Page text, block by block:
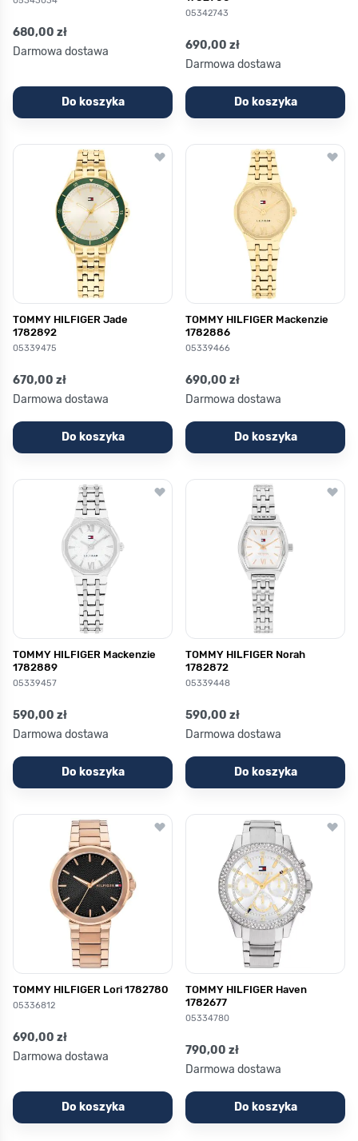
680,00 zł
Darmowa dostawa
Do koszyka
05342743
690,00 zł
Darmowa dostawa
Do koszyka
TOMMY HILFIGER Jade
1782892
05339475
670,00 zł
Darmowa dostawa
Do koszyka
TOMMY HILFIGER Mackenzie
1782886
05339466
690,00 zł
Darmowa dostawa
Do koszyka
TOMMY HILFIGER Mackenzie
1782889
05339457
590,00 zł
Darmowa dostawa
Do koszyka
TOMMY HILFIGER Norah
1782872
05339448
590,00 zł
Darmowa dostawa
Do koszyka
TOMMY HILFIGER Lori 1782780
05336812
690,00 zł
Darmowa dostawa
Do koszyka
TOMMY HILFIGER Haven
1782677
05334780
790,00 zł
Darmowa dostawa
Do koszyka